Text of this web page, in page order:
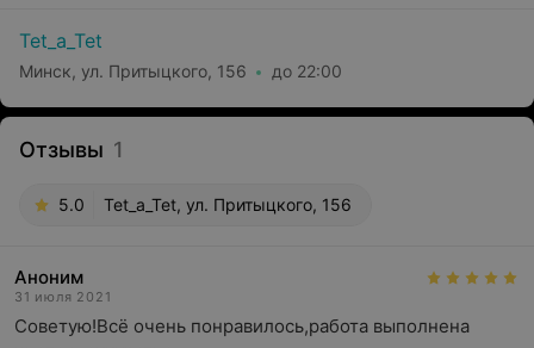
Tet_a_Tet
Минск, ул. Притыцкого, 156 до 22:00
Отзывы 1
5.0 Tet_a_Tet, ул. Притыцкого, 156
Аноним
31 июля 2021
Советую!Всё очень понравилось,работа выполнена